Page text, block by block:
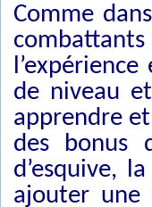
Comme
de niveau
apprendre
des bonus
d’esquive,
ajouter une